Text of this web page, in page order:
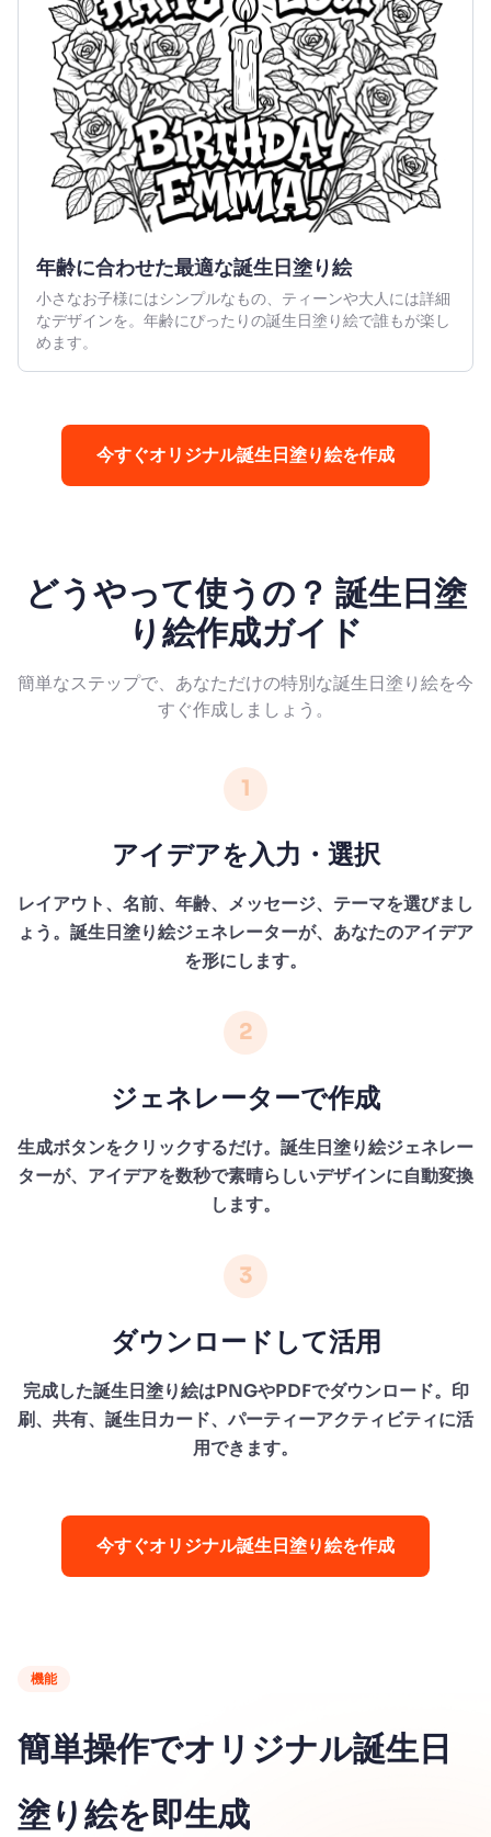
年齢に合わせた最適な誕生日塗り絵
小さなお子様にはシンプルなもの、ティーンや大人には詳細
なデザインを。年齢にぴったりの誕生日塗り絵で誰もが楽し
めます。
今すぐオリジナル誕生日塗り絵を作成
どうやって使うの？ 誕生日塗
り絵作成ガイド
簡単なステップで、あなただけの特別な誕生日塗り絵を今
すぐ作成しましょう。
1
アイデアを入力・選択
レイアウト、名前、年齢、メッセージ、テーマを選びまし
ょう。誕生日塗り絵ジェネレーターが、あなたのアイデア
を形にします。
2
ジェネレーターで作成
生成ボタンをクリックするだけ。誕生日塗り絵ジェネレー
ターが、アイデアを数秒で素晴らしいデザインに自動変換
します。
3
ダウンロードして活用
完成した誕生日塗り絵はPNGやPDFでダウンロード。印
刷、共有、誕生日カード、パーティーアクティビティに活
用できます。
今すぐオリジナル誕生日塗り絵を作成
機能
簡単操作でオリジナル誕生日
塗り絵を即生成